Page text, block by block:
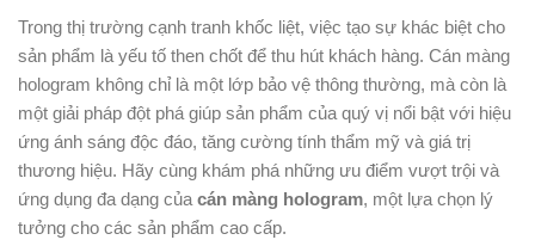
Trong thị trường cạnh tranh khốc liệt, việc tạo sự khác biệt cho
sản phẩm là yếu tố then chốt để thu hút khách hàng. Cán màng
hologram không chỉ là một lớp bảo vệ thông thường, mà còn là
một giải pháp đột phá giúp sản phẩm của quý vị nổi bật với hiệu
ứng ánh sáng độc đáo, tăng cường tính thẩm mỹ và giá trị
thương hiệu. Hãy cùng khám phá những ưu điểm vượt trội và
ứng dụng đa dạng của cán màng hologram, một lựa chọn lý
tưởng cho các sản phẩm cao cấp.